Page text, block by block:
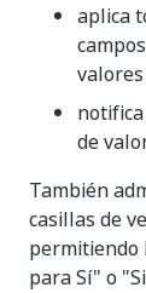
aplica
de
También
casillas de
permitiendo
para Sí" o